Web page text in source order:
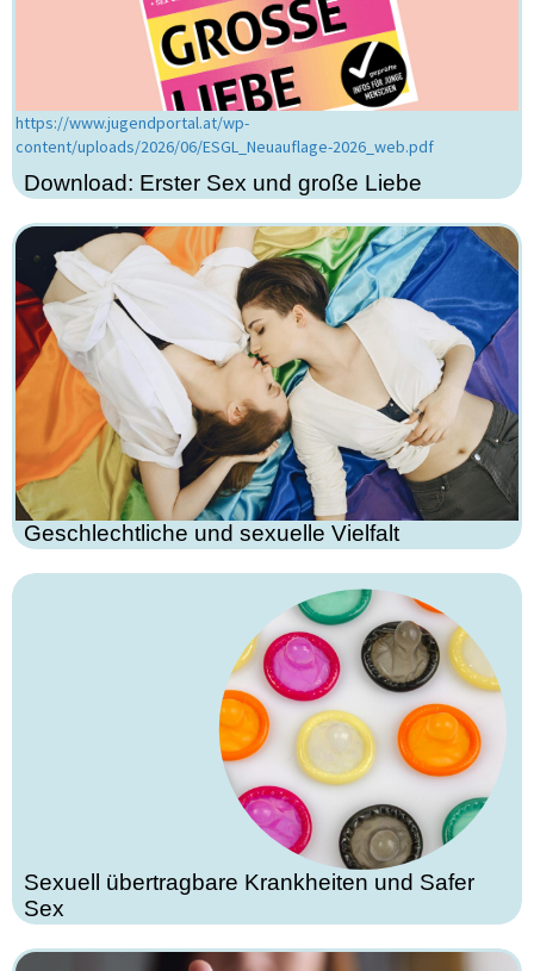
https://www.jugendportal.at/wp-
content/uploads/2026/06/ESGL_Neuauflage-2026_web.pdf
Download: Erster Sex und große Liebe
Geschlechtliche und sexuelle Vielfalt
Sexuell übertragbare Krankheiten und Safer
Sex